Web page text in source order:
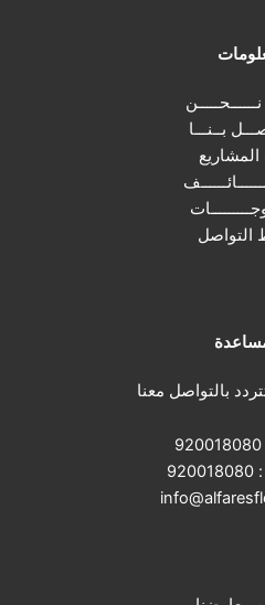
بــنـــا
المشاريع
التواصل
بالتواصل معنا
920018080
:
920018080